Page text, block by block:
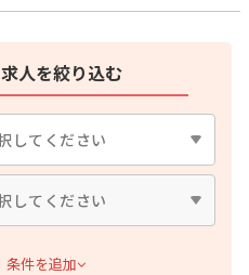
求人を絞り込む
条件を追加